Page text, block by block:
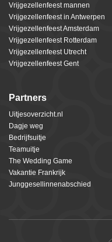
Vrijgezellenfeest mannen
Vrijgezellenfeest in Antwerpen
Vrijgezellenfeest Amsterdam
Vrijgezellenfeest Rotterdam
Vrijgezellenfeest Utrecht
Vrijgezellenfeest Gent
Partners
Uitjesoverzicht.nl
Dagje weg
Bedrijfsuitje
Teamuitje
The Wedding Game
Vakantie Frankrijk
Junggesellinnenabschied